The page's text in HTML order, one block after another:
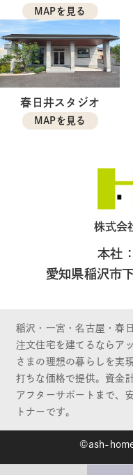
MAPを見る
春日井スタジオ
MAPを見る
株式会
本社
愛知県稲沢市
稲沢・一宮・名古屋・春
注文住宅を建てるならア
さまの理想の暮らしを実
打ちな価格で提供。資金
アフターサポートまで、
トナーです。
©ash-